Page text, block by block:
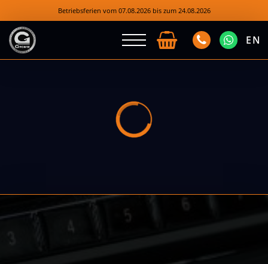
Betriebsferien vom 07.08.2026 bis zum 24.08.2026
EN